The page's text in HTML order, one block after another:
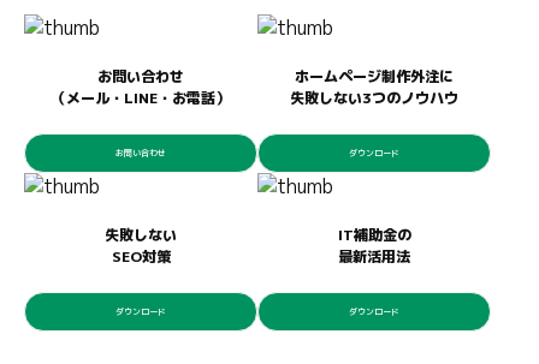
お問い合わせ
（メール・LINE・お電話）
お問い合わせ
ホームページ制作外注に
失敗しない3つのノウハウ
ダウンロード
失敗しない
SEO対策
ダウンロード
IT補助金の
最新活用法
ダウンロード